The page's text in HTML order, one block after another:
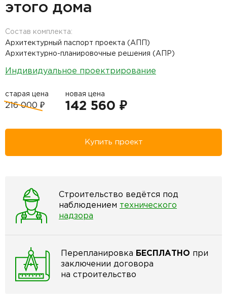
этого дома
Состав комплекта:
Архитектурный паспорт проекта (АПП)
Архитектурно-планировочные решения (АПР)
Индивидуальное проектрирование
старая цена
216 000 ₽
новая цена
142 560 ₽
Купить проект
Строительство ведётся под
наблюдением технического
надзора
Перепланировка БЕСПЛАТНО при
заключении договора
на строительство